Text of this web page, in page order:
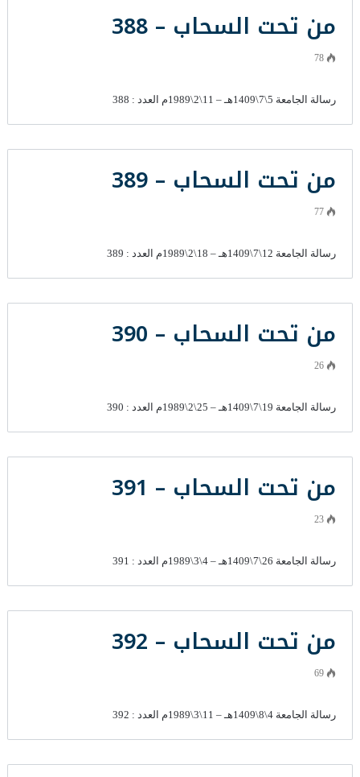
من تحت السحاب – 388
78
رسالة الجامعة 5\7\1409هـ – 11\2\1989م العدد : 388
من تحت السحاب – 389
77
رسالة الجامعة 12\7\1409هـ – 18\2\1989م العدد : 389
من تحت السحاب – 390
26
رسالة الجامعة 19\7\1409هـ – 25\2\1989م العدد : 390
من تحت السحاب – 391
23
رسالة الجامعة 26\7\1409هـ – 4\3\1989م العدد : 391
من تحت السحاب – 392
69
رسالة الجامعة 4\8\1409هـ – 11\3\1989م العدد : 392